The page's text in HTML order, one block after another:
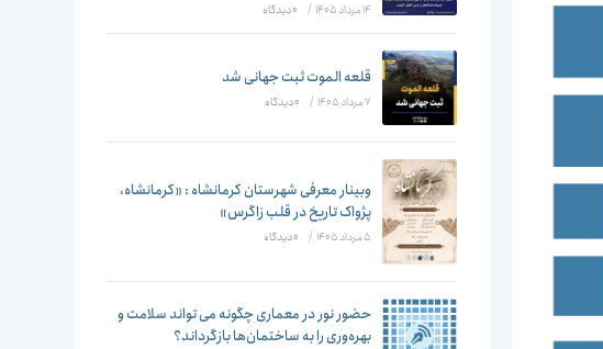
14 مرداد 1405 / ۰ دیدگاه
قلعه الموت ثبت جهانی شد
7 مرداد 1405 / ۰ دیدگاه
وبینار معرفی شهرستان کرمانشاه : «کرمانشاه،
پژواک تاریخ در قلب زاگرس»
5 مرداد 1405 / ۰ دیدگاه
حضور نور در معماری چگونه می تواند سلامت و
بهره‌وری را به ساختمان‌ها بازگرداند؟